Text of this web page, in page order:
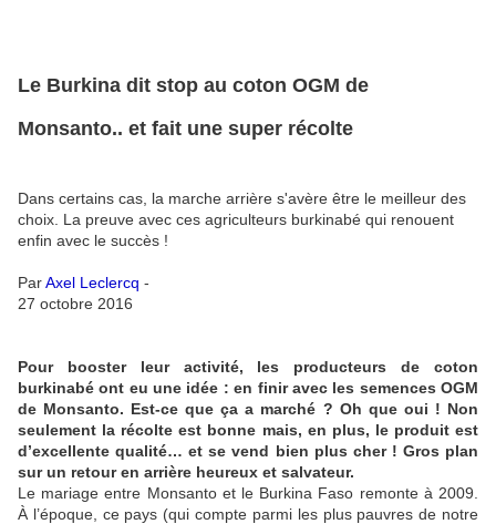
Le Burkina dit stop au coton OGM de
Monsanto.. et fait une super récolte
Dans certains cas, la marche arrière s'avère être le meilleur des
choix. La preuve avec ces agriculteurs burkinabé qui renouent
enfin avec le succès !
ParAxel Leclercq -
27 octobre 2016
Pour booster leur activité, les producteurs de coton
burkinabé ont eu une idée : en finir avec les semences OGM
de Monsanto. Est-ce que ça a marché ? Oh que oui ! Non
seulement la récolte est bonne mais, en plus, le produit est
d’excellente qualité… et se vend bien plus cher ! Gros plan
sur un retour en arrière heureux et salvateur.
Le mariage entre Monsanto et le Burkina Faso remonte à 2009.
À l’époque, ce pays (qui compte parmi les plus pauvres de notre